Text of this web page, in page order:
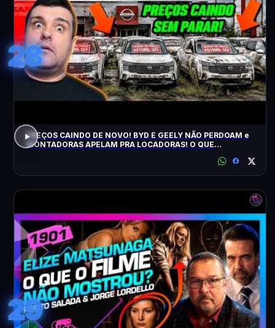
28
PREÇOS CAINDO DE NOVO! BYD E GEELY NÃO PERDOAM e
MONTADORAS APELAM PRA LOCADORAS! O QUE
29